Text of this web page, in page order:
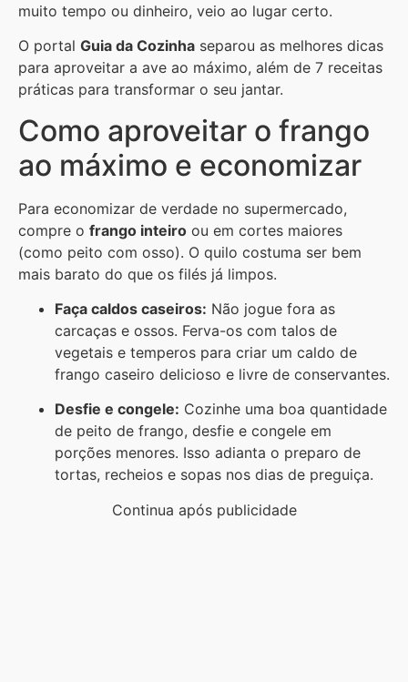
muito tempo ou dinheiro, veio ao lugar certo.
O portal Guia da Cozinha separou as melhores dicas
para aproveitar a ave ao máximo, além de 7 receitas
práticas para transformar o seu jantar.
Como aproveitar o frango
ao máximo e economizar
Para economizar de verdade no supermercado,
compre o frango inteiro ou em cortes maiores
(como peito com osso). O quilo costuma ser bem
mais barato do que os filés já limpos.
Faça caldos caseiros: Não jogue fora as
carcaças e ossos. Ferva-os com talos de
vegetais e temperos para criar um caldo de
frango caseiro delicioso e livre de conservantes.
Desfie e congele: Cozinhe uma boa quantidade
de peito de frango, desfie e congele em
porções menores. Isso adianta o preparo de
tortas, recheios e sopas nos dias de preguiça.
Continua após publicidade